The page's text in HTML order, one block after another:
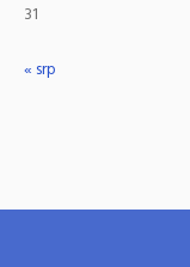
31
« srp